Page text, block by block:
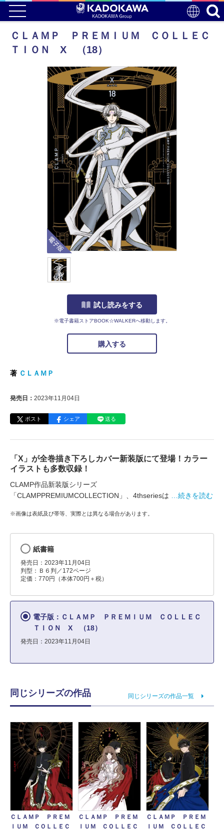
ＣＬＡＭＰ ＰＲＥＭＩＵＭ ＣＯＬＬＥＣ
ＴＩＯＮ X （18）
電子版
試し読みをする
※電子書籍ストアBOOK☆WALKERへ移動します。
購入する
著 ＣＬＡＭＰ
発売日： 2023年11月04日
ポスト シェア 送る
「X」が全巻描き下ろしカバー新装版にて登場！カラー
イラストも多数収録！
CLAMP作品新装版シリーズ
「CLAMPPREMIUMCOLLECTION」、4thseriesは
…続きを読む
※画像は表紙及び帯等、実際とは異なる場合があります。
紙書籍
発売日：2023年11月04日
判型：Ｂ６判／172ページ
定価：770円（本体700円＋税）
電子版：ＣＬＡＭＰ ＰＲＥＭＩＵＭ ＣＯＬＬＥＣ
ＴＩＯＮ X （18）
発売日：2023年11月04日
同じシリーズの作品 同じシリーズの作品一覧
ＣＬＡＭＰ ＰＲＥＭ
ＩＵＭ ＣＯＬＬＥＣ
ＣＬＡＭＰ ＰＲＥＭ
ＩＵＭ ＣＯＬＬＥＣ
ＣＬＡＭＰ ＰＲＥＭ
ＩＵＭ ＣＯＬＬＥＣ